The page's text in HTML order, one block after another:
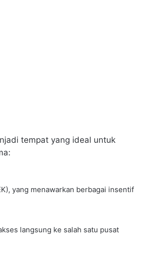
tempat yang ideal untuk
yang menawarkan berbagai insentif
langsung ke salah satu pusat